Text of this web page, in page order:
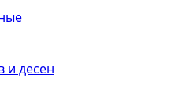
и десен